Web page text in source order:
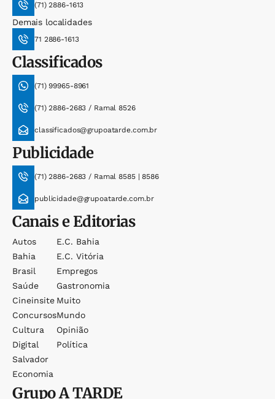
(71) 2886-1613
Demais localidades
71 2886-1613
Classificados
(71) 99965-8961
(71) 2886-2683 / Ramal 8526
classificados@grupoatarde.com.br
Publicidade
(71) 2886-2683 / Ramal 8585 | 8586
publicidade@grupoatarde.com.br
Canais e Editorias
Autos
Bahia
Brasil
Saúde
Cineinsite
Concursos
Cultura
Digital
Salvador
Economia
E.c. Bahia
E.c. Vitória
Empregos
Gastronomia
Muito
Mundo
Opinião
Política
GrupoA TARDE